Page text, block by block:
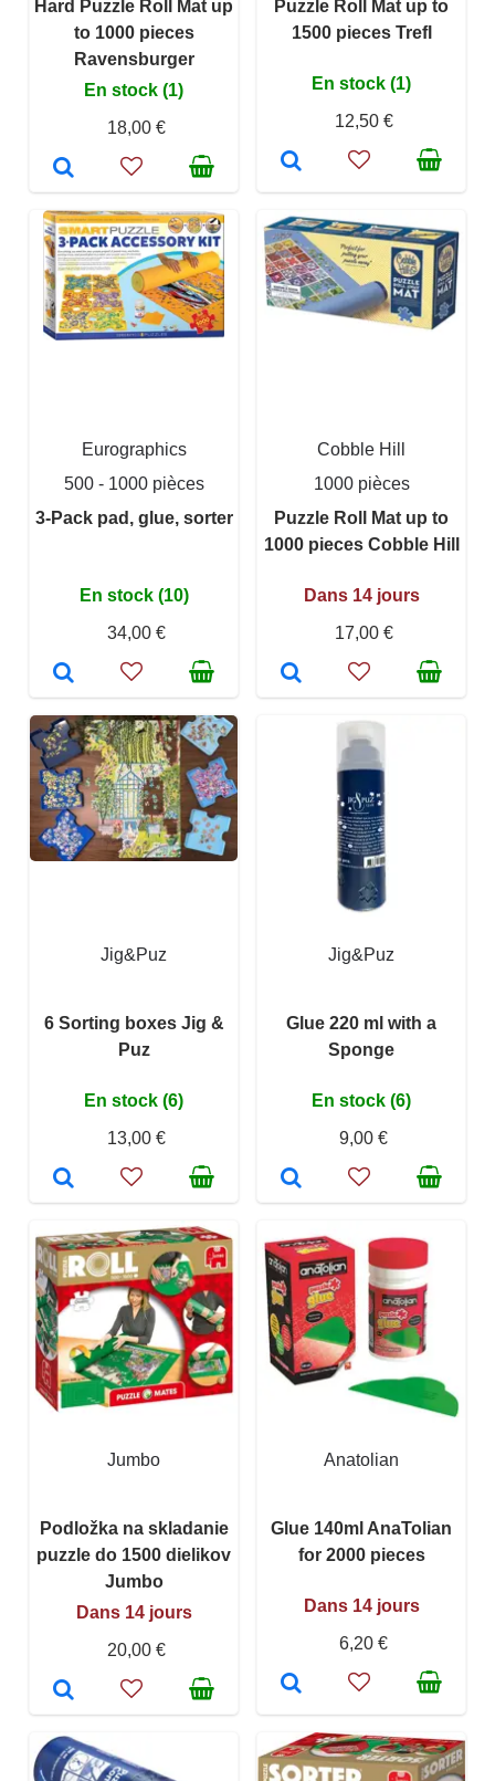
Hard Puzzle Roll Mat up
to 1000 pieces
Ravensburger
En stock (1)
18,00 €
Puzzle Roll Mat up to
1500 pieces Trefl
En stock (1)
12,50 €
Eurographics
500 - 1000 pièces
3-Pack pad, glue, sorter
En stock (10)
34,00 €
Cobble Hill
1000 pièces
Puzzle Roll Mat up to
1000 pieces Cobble Hill
Dans 14 jours
17,00 €
Jig&Puz
6 Sorting boxes Jig &
Puz
En stock (6)
13,00 €
Jig&Puz
Glue 220 ml with a
Sponge
En stock (6)
9,00 €
Jumbo
Podložka na skladanie
puzzle do 1500 dielikov
Jumbo
Dans 14 jours
20,00 €
Anatolian
Glue 140ml AnaTolian
for 2000 pieces
Dans 14 jours
6,20 €